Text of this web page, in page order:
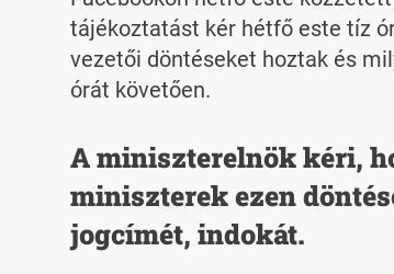
tájékoztatást kér hétfő este tíz
vezetői döntéseket hoztak és
órát követően.
A miniszterelnök kéri,
miniszterek ezen
jogcímét, indokát.